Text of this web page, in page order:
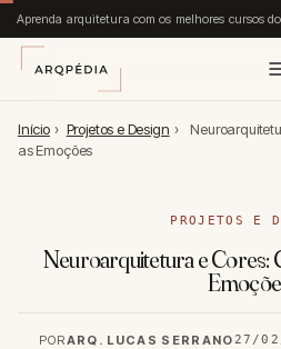
Aprenda arquitetura com os melhores cursos
Início › Projetos e Design ›
as Emoções
PROJETOS E
Neuroarquitetura e Cores:
PORARQ. LUCAS SERRANO27/